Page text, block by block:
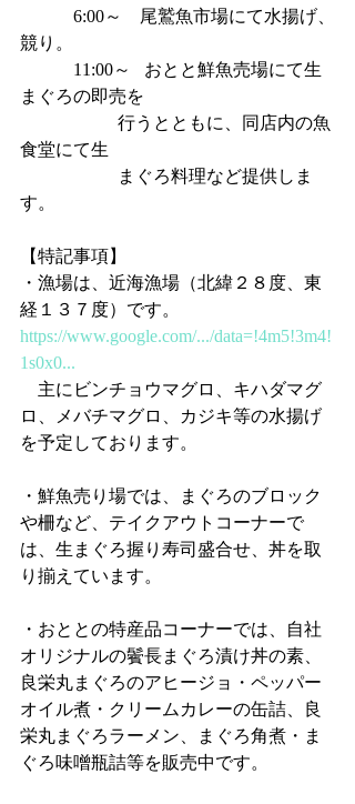
競り。
まぐろの即売を
食堂にて生
す。
【特記事項】
・漁場は、近海漁場（北緯２８度、東
経１３７度）です。
https://www.google.com/.../data=!4m5!3m4!
1s0x0...
主にビンチョウマグロ、キハダマグ
ロ、メバチマグロ、カジキ等の水揚げ
を予定しております。
・鮮魚売り場では、まぐろのブロック
や柵など、テイクアウトコーナーで
は、生まぐろ握り寿司盛合せ、丼を取
り揃えています。
・おととの特産品コーナーでは、自社
オリジナルの鬢長まぐろ漬け丼の素、
良栄丸まぐろのアヒージョ・ペッパー
オイル煮・クリームカレーの缶詰、良
栄丸まぐろラーメン、まぐろ角煮・ま
ぐろ味噌瓶詰等を販売中です。